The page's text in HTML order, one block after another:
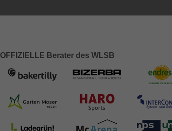
OFFIZIELLE Berater des WLSB